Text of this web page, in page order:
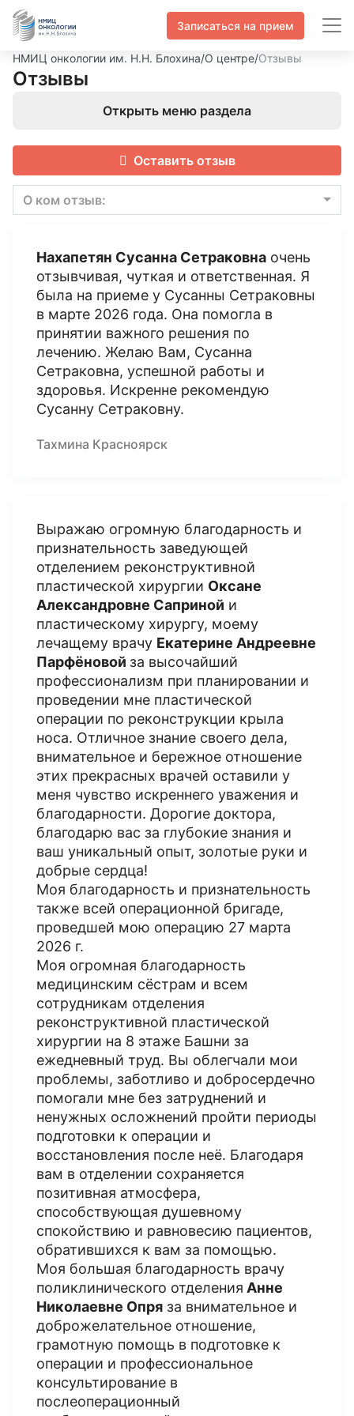
Записаться на прием
НМИЦ онкологии им. Н.Н. Блохина/О центре/Отзывы
Отзывы
Открыть меню раздела
Оставить отзыв
О ком отзыв:
Нахапетян Сусанна Сетраковна очень
отзывчивая, чуткая и ответственная. Я
была на приеме у Сусанны Сетраковны
в марте 2026 года. Она помогла в
принятии важного решения по
лечению. Желаю Вам, Сусанна
Сетраковна, успешной работы и
здоровья. Искренне рекомендую
Сусанну Сетраковну.
Тахмина Красноярск
Выражаю огромную благодарность и
признательность заведующей
отделением реконструктивной
пластической хирургии Оксане
Александровне Саприной и
пластическому хирургу, моему
лечащему врачу Екатерине Андреевне
Парфёновой за высочайший
профессионализм при планировании и
проведении мне пластической
операции по реконструкции крыла
носа. Отличное знание своего дела,
внимательное и бережное отношение
этих прекрасных врачей оставили у
меня чувство искреннего уважения и
благодарности. Дорогие доктора,
благодарю вас за глубокие знания и
ваш уникальный опыт, золотые руки и
добрые сердца!
Моя благодарность и признательность
также всей операционной бригаде,
проведшей мою операцию 27 марта
2026 г.
Моя огромная благодарность
медицинским сёстрам и всем
сотрудникам отделения
реконструктивной пластической
хирургии на 8 этаже Башни за
ежедневный труд. Вы облегчали мои
проблемы, заботливо и добросердечно
помогали мне без затруднений и
ненужных осложнений пройти периоды
подготовки к операции и
восстановления после неё. Благодаря
вам в отделении сохраняется
позитивная атмосфера,
способствующая душевному
спокойствию и равновесию пациентов,
обратившихся к вам за помощью.
Моя большая благодарность врачу
поликлинического отделения Анне
Николаевне Опря за внимательное и
доброжелательное отношение,
грамотную помощь в подготовке к
операции и профессиональное
консультирование в
послеоперационный